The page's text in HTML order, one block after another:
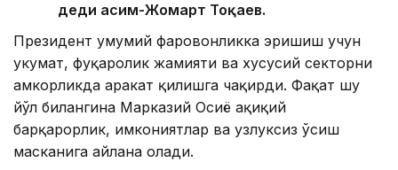
деди Қасим-Жомарт Тоқаев.
Президент умумий фаровонликка эришиш учун
ҳукумат, фуқаролик жамияти ва хусусий секторни
ҳамкорликда ҳаракат қилишга чақирди. Фақат шу
йўл билангина Марказий Осиё ҳақиқий
барқарорлик, имкониятлар ва узлуксиз ўсиш
масканига айлана олади.